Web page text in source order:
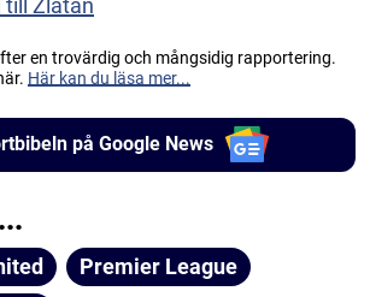
till Zlatan
en trovärdig och mångsidig rapportering.
Här kan du läsa mer...
på Google News
Premier League